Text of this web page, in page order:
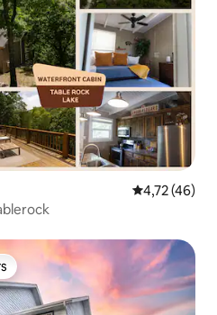
Évaluation
4,72 (46)
plus appréciés